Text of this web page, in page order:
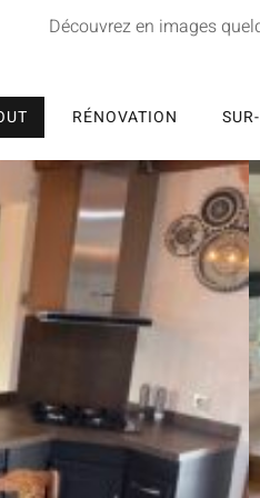
Découvrez en images
RÉNOVATION